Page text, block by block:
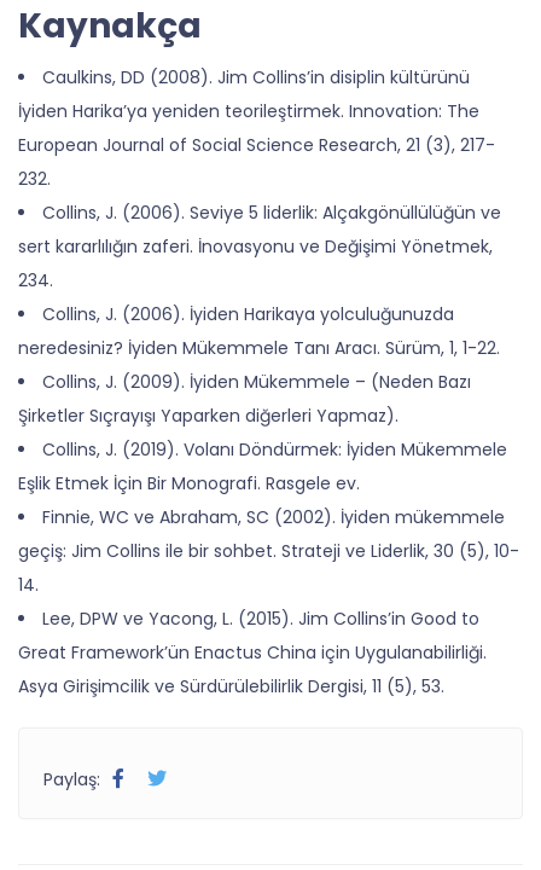
Kaynakça
Caulkins, DD (2008). Jim Collins’in disiplin kültürünü
İyiden Harika’ya yeniden teorileştirmek. Innovation: The
European Journal of Social Science Research, 21 (3), 217-
232.
Collins, J. (2006). Seviye 5 liderlik: Alçakgönüllülüğün ve
sert kararlılığın zaferi. İnovasyonu ve Değişimi Yönetmek,
234.
Collins, J. (2006). İyiden Harikaya yolculuğunuzda
neredesiniz? İyiden Mükemmele Tanı Aracı. Sürüm, 1, 1-22.
Collins, J. (2009). İyiden Mükemmele – (Neden Bazı
Şirketler Sıçrayışı Yaparken diğerleri Yapmaz).
Collins, J. (2019). Volanı Döndürmek: İyiden Mükemmele
Eşlik Etmek İçin Bir Monografi. Rasgele ev.
Finnie, WC ve Abraham, SC (2002). İyiden mükemmele
geçiş: Jim Collins ile bir sohbet. Strateji ve Liderlik, 30 (5), 10-
14.
Lee, DPW ve Yacong, L. (2015). Jim Collins’in Good to
Great Framework’ün Enactus China için Uygulanabilirliği.
Asya Girişimcilik ve Sürdürülebilirlik Dergisi, 11 (5), 53.
Paylaş: